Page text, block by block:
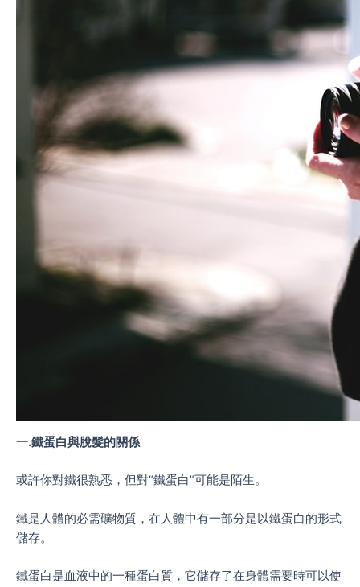
一.鐵蛋白與脫髮的關係
或許你對鐵很熟悉，但對“鐵蛋白”可能是陌生。
鐵是人體的必需礦物質，在人體中有一部分是以鐵蛋白的形式
儲存。
鐵蛋白是血液中的一種蛋白質，它儲存了在身體需要時可以使